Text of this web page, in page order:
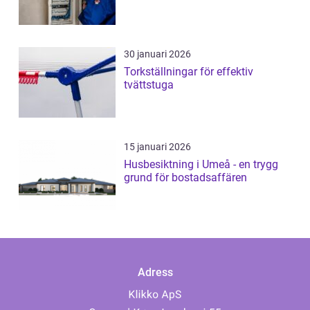
30 januari 2026
Torkställningar för effektiv
tvättstuga
15 januari 2026
Husbesiktning i Umeå - en trygg
grund för bostadsaffären
Adress